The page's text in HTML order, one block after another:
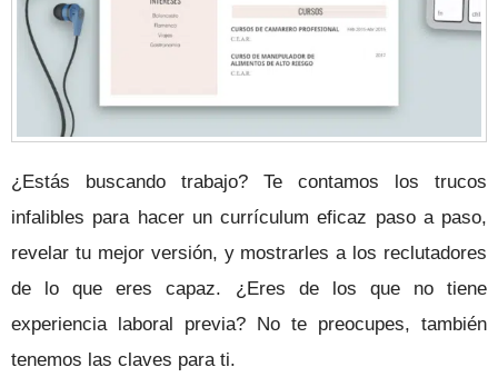
¿Estás buscando trabajo? Te contamos los trucos
infalibles para hacer un currículum eficaz paso a paso,
revelar tu mejor versión, y mostrarles a los reclutadores
de lo que eres capaz. ¿Eres de los que no tiene
experiencia laboral previa? No te preocupes, también
tenemos las claves para ti.